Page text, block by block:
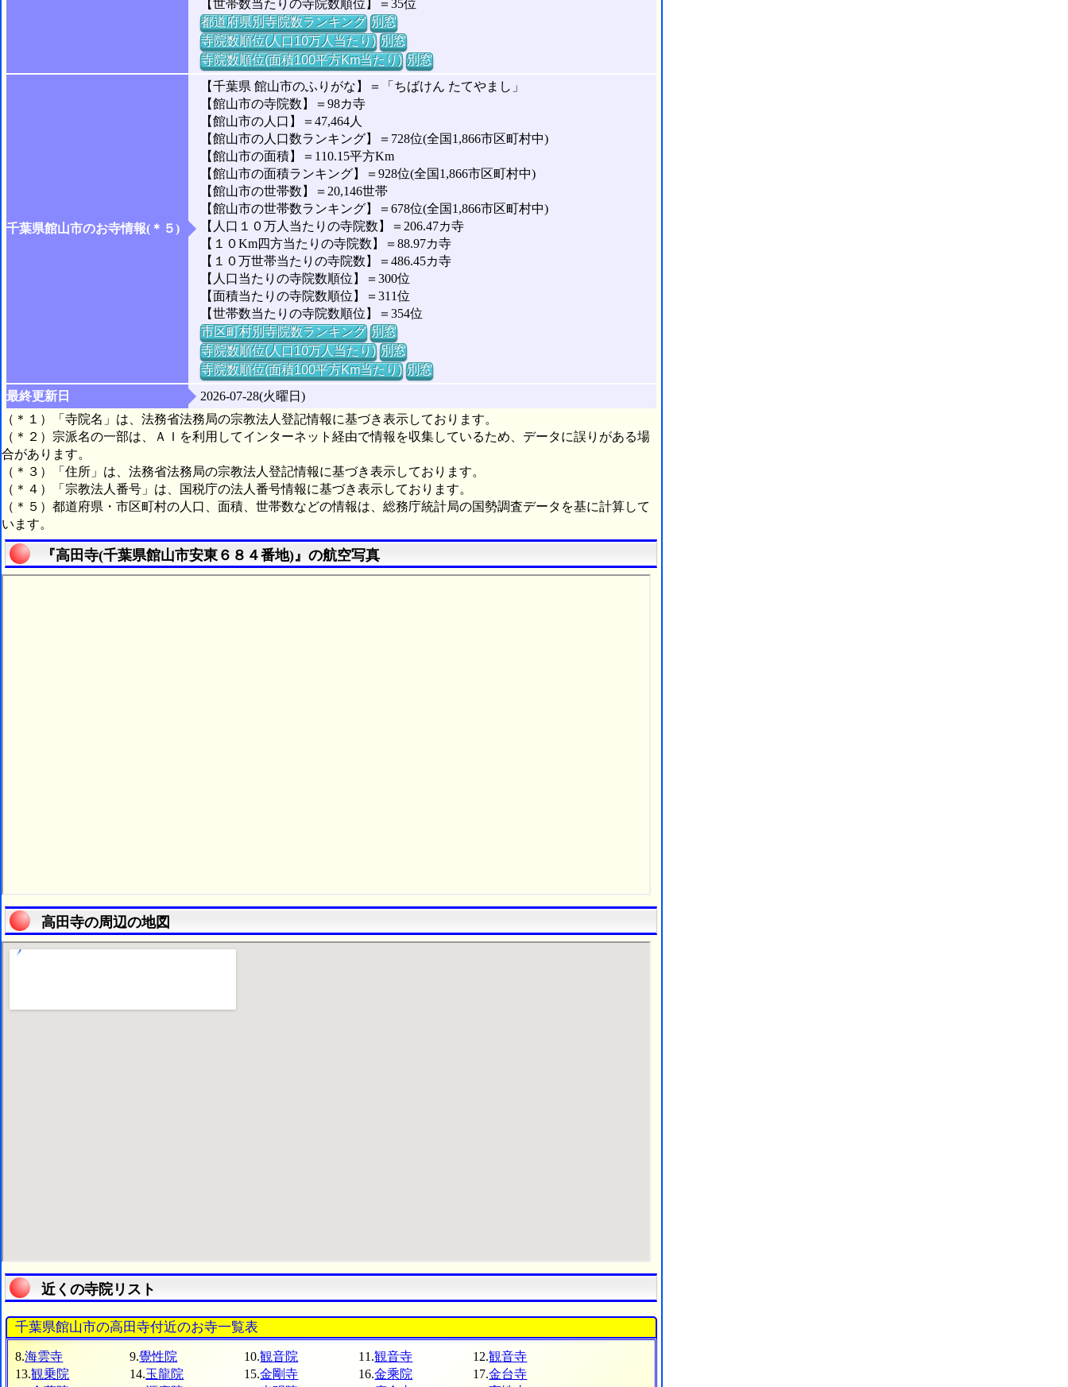
【世帯数当たりの寺院数順位】＝35位
都道府県別寺院数ランキング 別窓
寺院数順位(人口10万人当たり) 別窓
寺院数順位(面積100平方Km当たり) 別窓
千葉県館山市のお寺情報(＊５)
【千葉県 館山市のふりがな】＝「ちばけん たてやまし」
【館山市の寺院数】＝98カ寺
【館山市の人口】＝47,464人
【館山市の人口数ランキング】＝728位(全国1,866市区町村中)
【館山市の面積】＝110.15平方Km
【館山市の面積ランキング】＝928位(全国1,866市区町村中)
【館山市の世帯数】＝20,146世帯
【館山市の世帯数ランキング】＝678位(全国1,866市区町村中)
【人口１０万人当たりの寺院数】＝206.47カ寺
【１０Km四方当たりの寺院数】＝88.97カ寺
【１０万世帯当たりの寺院数】＝486.45カ寺
【人口当たりの寺院数順位】＝300位
【面積当たりの寺院数順位】＝311位
【世帯数当たりの寺院数順位】＝354位
市区町村別寺院数ランキング 別窓
寺院数順位(人口10万人当たり) 別窓
寺院数順位(面積100平方Km当たり) 別窓
最終更新日
2026-07-28(火曜日)
（＊１）「寺院名」は、法務省法務局の宗教法人登記情報に基づき表示しております。
（＊２）宗派名の一部は、ＡＩを利用してインターネット経由で情報を収集しているため、データに誤りがある場
合があります。
（＊３）「住所」は、法務省法務局の宗教法人登記情報に基づき表示しております。
（＊４）「宗教法人番号」は、国税庁の法人番号情報に基づき表示しております。
（＊５）都道府県・市区町村の人口、面積、世帯数などの情報は、総務庁統計局の国勢調査データを基に計算して
います。
『高田寺(千葉県館山市安東６８４番地)』の航空写真
高田寺の周辺の地図
近くの寺院リスト
千葉県館山市の高田寺付近のお寺一覧表
8.海雲寺 9.覺性院 10.観音院 11.観音寺 12.観音寺
13.観乗院 14.玉龍院 15.金剛寺 16.金乘院 17.金台寺